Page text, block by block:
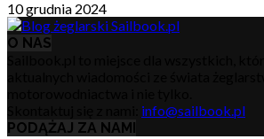
10 grudnia 2024
O NAS
info@sailbook.pl
PODĄŻAJ ZA NAMI